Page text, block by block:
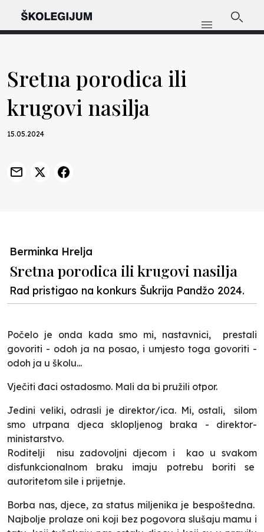
Sretna porodica ili
krugovi nasilja
15.05.2024
Berminka Hrelja
Sretna porodica ili krugovi nasilja
Rad pristigao na konkurs Šukrija Pandžo 2024.
Počelo je onda kada smo mi, nastavnici, prestali
govoriti - odoh ja na posao, i umjesto toga govoriti -
odoh ja u školu...
Vječiti đaci ostadosmo. Mali da bi pružili otpor.
Jedini veliki, odrasli je direktor/ica. Mi, ostali,
silom
smo utrpana djeca sklopljenog braka - direktor-
ministarstvo.
Roditelji nisu zadovoljni djecom i kao u svakom
disfunkcionalnom braku imaju potrebu boriti se
autoritetom sile i prijetnje.
Borba nas, djece, za status miljenika je bespoštedna.
Najbolje prolaze oni koji bez pogovora slušaju mamu i